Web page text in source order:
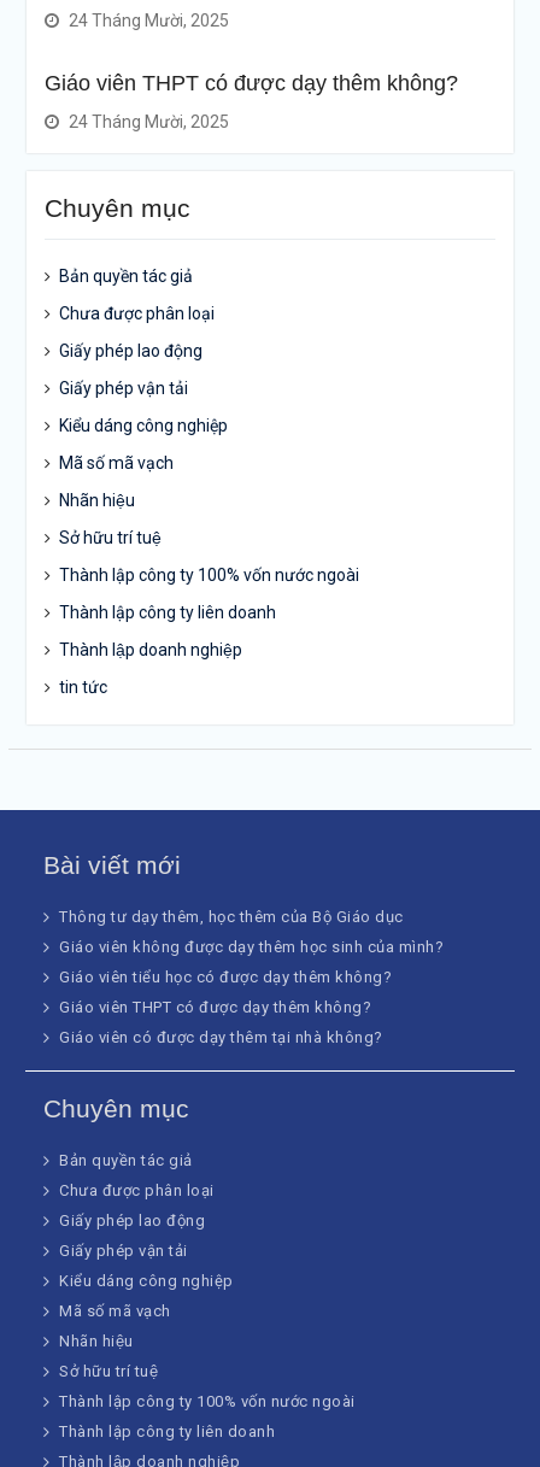
24 Tháng Mười, 2025
Giáo viên THPT có được dạy thêm không?
24 Tháng Mười, 2025
Chuyên mục
Bản quyền tác giả
Chưa được phân loại
Giấy phép lao động
Giấy phép vận tải
Kiểu dáng công nghiệp
Mã số mã vạch
Nhãn hiệu
Sở hữu trí tuệ
Thành lập công ty 100% vốn nước ngoài
Thành lập công ty liên doanh
Thành lập doanh nghiệp
tin tức
Bài viết mới
Thông tư dạy thêm, học thêm của Bộ Giáo dục
Giáo viên không được dạy thêm học sinh của mình?
Giáo viên tiểu học có được dạy thêm không?
Giáo viên THPT có được dạy thêm không?
Giáo viên có được dạy thêm tại nhà không?
Chuyên mục
Bản quyền tác giả
Chưa được phân loại
Giấy phép lao động
Giấy phép vận tải
Kiểu dáng công nghiệp
Mã số mã vạch
Nhãn hiệu
Sở hữu trí tuệ
Thành lập công ty 100% vốn nước ngoài
Thành lập công ty liên doanh
Thành lập doanh nghiệp